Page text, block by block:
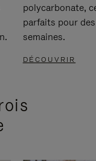
polycarbonate,
parfaits pour
semaines.
DÉCOUVRIR